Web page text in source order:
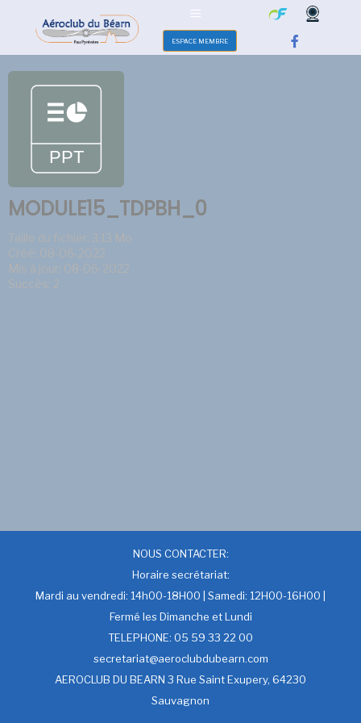
ESPACE MEMBRE
MODULE15_TDPBH_0
Taille du fichier: 3.13 Mo
Créé: 08-06-2022
Mis à jour: 08-06-2022
Succès: 2
NOUS CONTACTER:
Horaire secrétariat:
Mardi au vendredi: 14h00-18H00 | Samedi: 12H00-16H00 |
Fermé les Dimanche et Lundi
TELEPHONE: 05 59 33 22 00
secretariat@aeroclubdubearn.com
AEROCLUB DU BEARN 3 Rue Saint Exupery, 64230
Sauvagnon